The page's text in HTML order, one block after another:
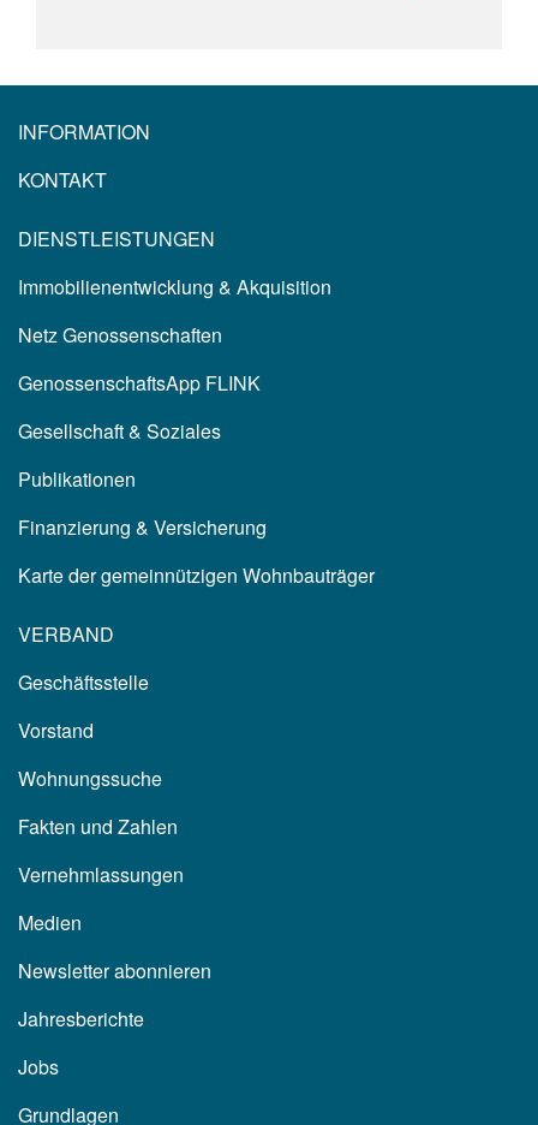
INFORMATION
KONTAKT
DIENSTLEISTUNGEN
Immobilienentwicklung & Akquisition
Netz Genossenschaften
GenossenschaftsApp FLINK
Gesellschaft & Soziales
Publikationen
Finanzierung & Versicherung
Karte der gemeinnützigen Wohnbauträger
VERBAND
Geschäftsstelle
Vorstand
Wohnungssuche
Fakten und Zahlen
Vernehmlassungen
Medien
Newsletter abonnieren
Jahresberichte
Jobs
Grundlagen